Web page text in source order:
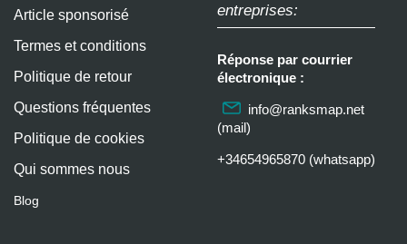
Article sponsorisé
Termes et conditions
Politique de retour
Questions fréquentes
Politique de cookies
Qui sommes nous
Blog
entreprises:
Réponse par courrier
électronique :
info@ranksmap.net
(mail)
+34654965870 (whatsapp)